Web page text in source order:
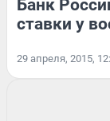
Банк
ставки у
29 апреля, 2015,